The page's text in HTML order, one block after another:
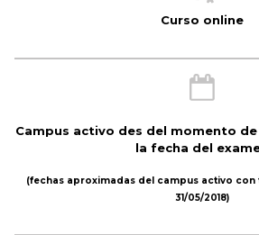
Curso online
Campus activo des del momento
la fecha del
(fechas aproximadas del campus activo con
31/05/2018)